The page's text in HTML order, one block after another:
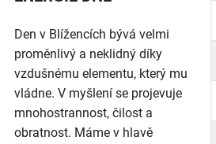
Den v Blížencích bývá velmi
proměnlivý a neklidný díky
vzdušnému elementu, který mu
vládne. V myšlení se projevuje
mnohostrannost, čilost a
obratnost. Máme v hlavě